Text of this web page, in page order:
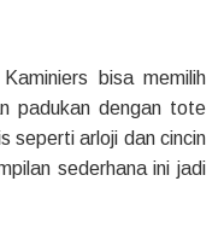
bisa memilih
padukan dengan tote
seperti arloji dan cincin
sederhana ini jadi